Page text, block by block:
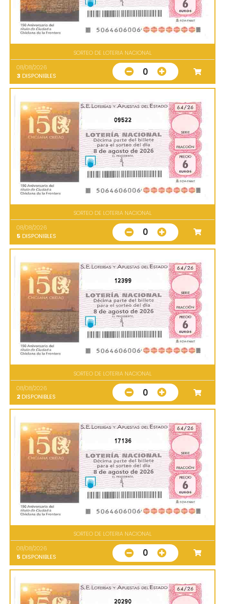
SORTEO DE LOTERIA NACIONAL
08/08/2026
3 DISPONIBLES 0
09522
SORTEO DE LOTERIA NACIONAL
08/08/2026
5 DISPONIBLES 0
12399
SORTEO DE LOTERIA NACIONAL
08/08/2026
2 DISPONIBLES 0
17136
SORTEO DE LOTERIA NACIONAL
08/08/2026
5 DISPONIBLES 0
20290